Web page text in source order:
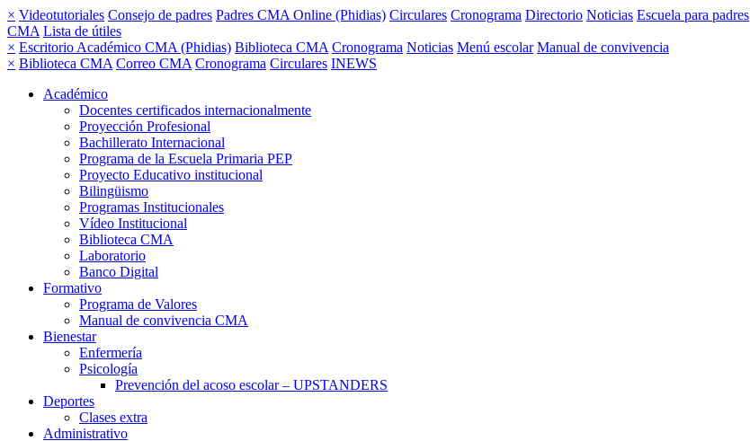
× Videotutoriales Consejo de padres Padres CMA Online (Phidias) Circulares Cronograma Directorio Noticias Escuela para padres
CMA Lista de útiles
× Escritorio Académico CMA (Phidias) Biblioteca CMA Cronograma Noticias Menú escolar Manual de convivencia
× Biblioteca CMA Correo CMA Cronograma Circulares INEWS
Académico
Docentes certificados internacionalmente
Proyección Profesional
Bachillerato Internacional
Programa de la Escuela Primaria PEP
Proyecto Educativo institucional
Bilingüismo
Programas Institucionales
Vídeo Institucional
Biblioteca CMA
Laboratorio
Banco Digital
Formativo
Programa de Valores
Manual de convivencia CMA
Bienestar
Enfermería
Psicología
Prevención del acoso escolar – UPSTANDERS
Deportes
Clases extra
Administrativo